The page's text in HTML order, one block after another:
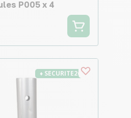
P005 x 4
♦ SECURITE26